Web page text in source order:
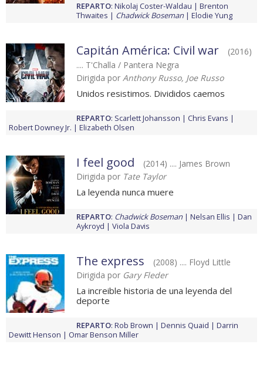
REPARTO: Nikolaj Coster-Waldau
Brenton
Thwaites
Chadwick Boseman Elodie Yung
Capitán América: Civil war
(2016)
.... T'Challa / Pantera Negra
Dirigida por Anthony Russo, Joe Russo
Unidos resistimos. Divididos caemos
REPARTO: Scarlett Johansson
Chris Evans
Robert Downey Jr.
Elizabeth Olsen
I feel good
(2014) .... James Brown
Dirigida por Tate Taylor
La leyenda nunca muere
REPARTO: Chadwick Boseman Nelsan Ellis
Dan
Aykroyd
Viola Davis
The express
(2008) .... Floyd Little
Dirigida por Gary Fleder
La increible historia de una leyenda del
deporte
REPARTO: Rob Brown Dennis Quaid
Darrin
Dewitt Henson
Omar Benson Miller